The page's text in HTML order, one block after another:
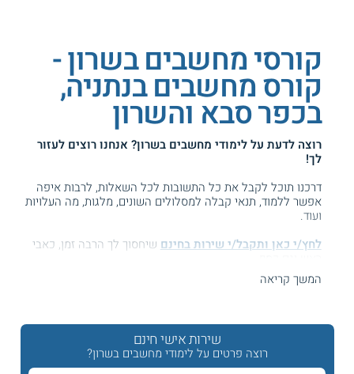
קורסי מחשבים בשרון -
קורס מחשבים בנתניה,
בכפר סבא והשרון
רוצה לדעת עללימודי מחשבים בשרון? אנחנו רוצים לעזור
לך!
דרכנו תוכל לקבל את כל התשובות לכל השאלות, לרבות איפה
אפשר ללמוד, תנאי קבלה למסלולים השונים, מלגות, מה העלויות
ועוד.
לחץ/י כאן ותקבל/י שירות בחינם שיחסוך לך הרבה זמן, כאבי
המידע באתר הועיל ל87% מהגולשים.המשך קריאה
שירות אישי חינם
רוצה פרטים על לימודי מחשבים בשרון?